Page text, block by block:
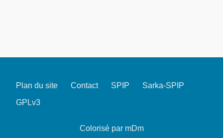
Plan du site Contact SPIP
Sarka-SPIP
GPLv3
Colorisé par mDm